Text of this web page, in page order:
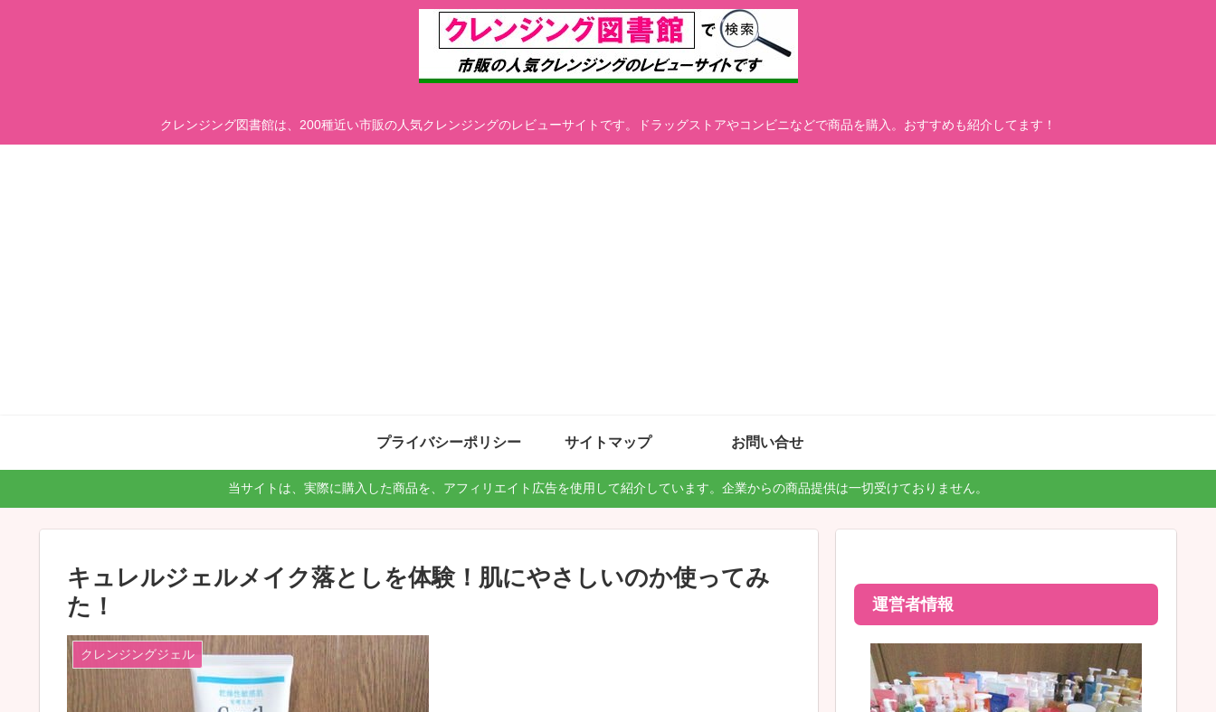
クレンジング図書館は、200種近い市販の人気クレンジングのレビューサイトです。ドラッグストアやコンビニなどで商品を購入。おすすめも紹介してます！
プライバシーポリシー サイトマップ お問い合せ
当サイトは、実際に購入した商品を、アフィリエイト広告を使用して紹介しています。企業からの商品提供は一切受けておりません。
キュレルジェルメイク落としを体験！肌にやさしいのか使ってみ
た！
クレンジングジェル
運営者情報